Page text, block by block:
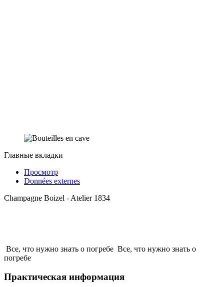
Главные вкладки
Просмотр
Données externes
Champagne Boizel - Atelier 1834
Все, что нужно знать о погребе Все, что нужно знать о
погребе
Практическая информация